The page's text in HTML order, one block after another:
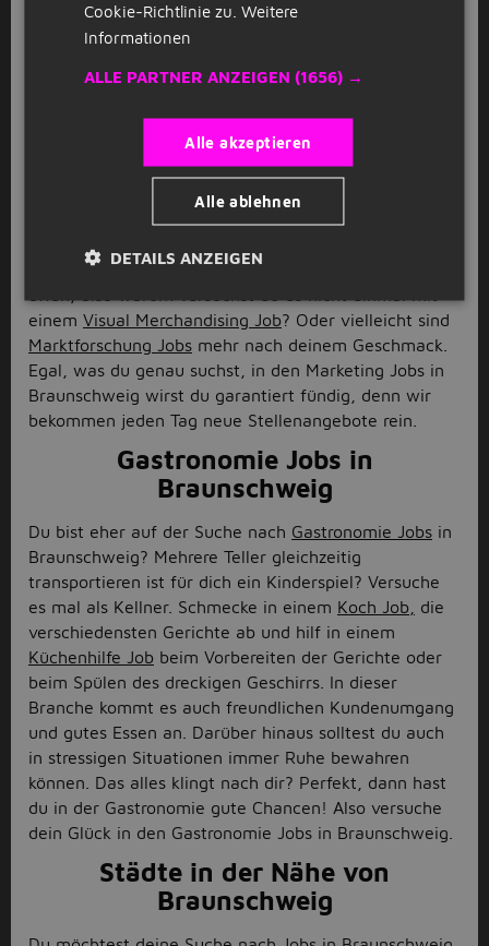
Marketing Jobs in Braunschweig
Du interessierst dich besonders fürMarketing Jobs
Filterfunktion kannst du ganz gezielt nach diesen Jobs
suchen, sodass dir nur für dich relevante
Stellenangebote angezeigt werden. In und um
Braunschweig gibt es viele Unternehmen mit
Marketingabteilungen oder ganze
Marketingagenturen, die auf deine Unterstützung
warten. Im Bereich Marketing stehen dir alle Türen
einem Visual Merchandising Job? Oder vielleicht sind
Marktforschung Jobs mehr nach deinem Geschmack.
Egal, was du genau suchst, in den Marketing Jobs in
Braunschweig wirst du garantiert fündig, denn wir
bekommen jeden Tag neue Stellenangebote rein.
Gastronomie Jobs in
Braunschweig
Du bist eher auf der Suche nach Gastronomie Jobs in
Braunschweig? Mehrere Teller gleichzeitig
transportieren ist für dich ein Kinderspiel? Versuche
es mal als Kellner. Schmecke in einem Koch Job,
die
verschiedensten Gerichte ab und hilf in einem
Küchenhilfe Job beim Vorbereiten der Gerichte oder
beim Spülen des dreckigen Geschirrs. In dieser
Branche kommt es auch freundlichen Kundenumgang
und gutes Essen an. Darüber hinaus solltest du auch
in stressigen Situationen immer Ruhe bewahren
können. Das alles klingt nach dir? Perfekt, dann hast
du in der Gastronomie gute Chancen! Also versuche
dein Glück in den Gastronomie Jobs in Braunschweig.
Städte in der Nähe von
Braunschweig
Cookie-Richtlinie zu. Weitere
Informationen
ALLE PARTNER ANZEIGEN (1656) →
Alle akzeptieren
Alle ablehnen
DETAILS ANZEIGEN